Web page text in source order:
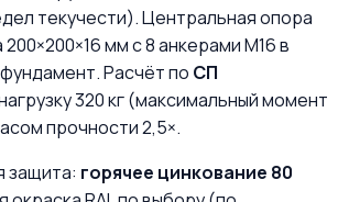
текучести). Центральная опора
мм с 8 анкерами М16 в
Расчёт по СП
320 кг (максимальный момент
прочности 2,5×.
защита: горячее цинкование 80